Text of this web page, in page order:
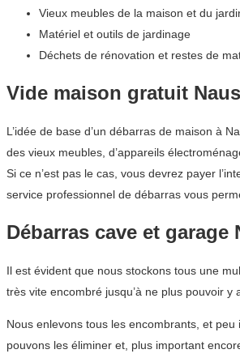
Vieux meubles de la maison et du
Matériel et outils de jardinage
Déchets de rénovation et restes de
Vide maison gratuit
L’idée de base d’un débarras de maison à
des vieux meubles, d’appareils
Si ce n’est pas le cas, vous devrez payer
service professionnel de débarras vous
Débarras cave et garage
Il est évident que nous stockons tous une
très vite encombré jusqu’à ne plus pouvoir y
Nous enlevons tous les encombrants, et
pouvons les éliminer et, plus important